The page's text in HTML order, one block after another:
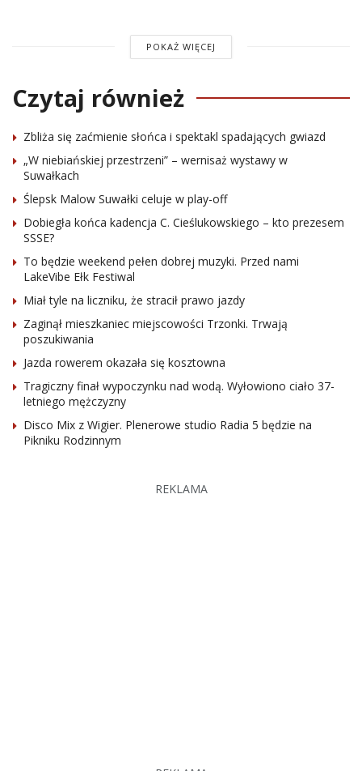
POKAŻ WIĘCEJ
Czytaj również
Zbliża się zaćmienie słońca i spektakl spadających gwiazd
„W niebiańskiej przestrzeni” – wernisaż wystawy w
Suwałkach
Ślepsk Malow Suwałki celuje w play-off
Dobiegła końca kadencja C. Cieślukowskiego – kto prezesem
SSSE?
To będzie weekend pełen dobrej muzyki. Przed nami
LakeVibe Ełk Festiwal
Miał tyle na liczniku, że stracił prawo jazdy
Zaginął mieszkaniec miejscowości Trzonki. Trwają
poszukiwania
Jazda rowerem okazała się kosztowna
Tragiczny finał wypoczynku nad wodą. Wyłowiono ciało 37-
letniego mężczyzny
Disco Mix z Wigier. Plenerowe studio Radia 5 będzie na
Pikniku Rodzinnym
REKLAMA